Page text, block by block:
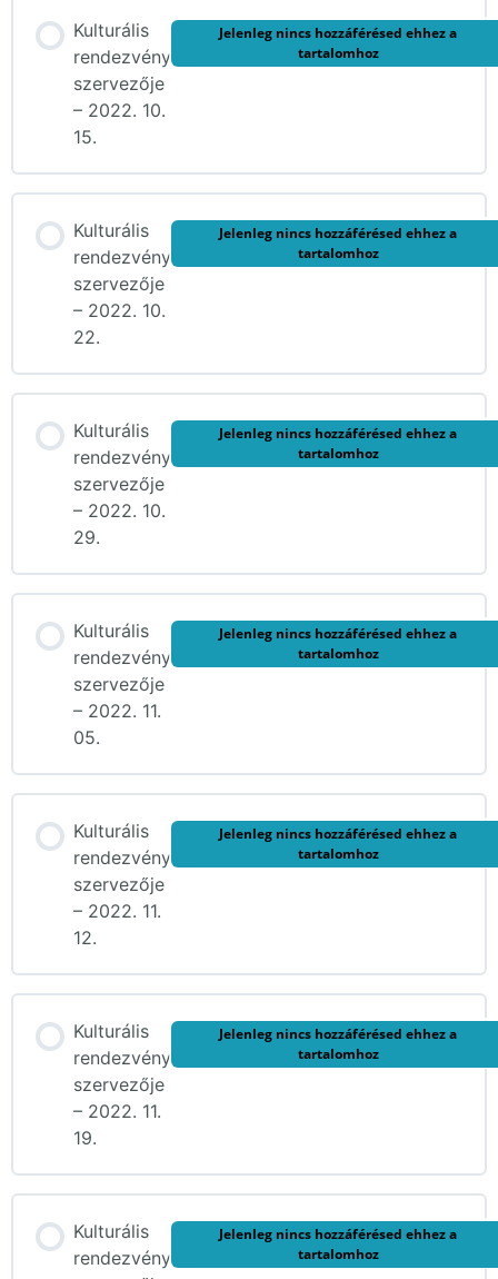
Kulturális
rendezvény
szervezője
– 2022. 10.
15.
Jelenleg nincs hozzáférésed ehhez a
tartalomhoz
Kulturális
rendezvény
szervezője
– 2022. 10.
22.
Jelenleg nincs hozzáférésed ehhez a
tartalomhoz
Kulturális
rendezvény
szervezője
– 2022. 10.
29.
Jelenleg nincs hozzáférésed ehhez a
tartalomhoz
Kulturális
rendezvény
szervezője
– 2022. 11.
05.
Jelenleg nincs hozzáférésed ehhez a
tartalomhoz
Kulturális
rendezvény
szervezője
– 2022. 11.
12.
Jelenleg nincs hozzáférésed ehhez a
tartalomhoz
Kulturális
rendezvény
szervezője
– 2022. 11.
19.
Jelenleg nincs hozzáférésed ehhez a
tartalomhoz
Kulturális
rendezvény
Jelenleg nincs hozzáférésed ehhez a
tartalomhoz